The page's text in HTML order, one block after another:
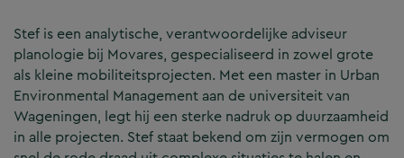
Stef is een analytische, verantwoordelijke adviseur
planologie bij Movares, gespecialiseerd in zowel grote
als kleine mobiliteitsprojecten. Met een master in Urban
Environmental Management aan de universiteit van
Wageningen, legt hij een sterke nadruk op duurzaamheid
in alle projecten. Stef staat bekend om zijn vermogen om